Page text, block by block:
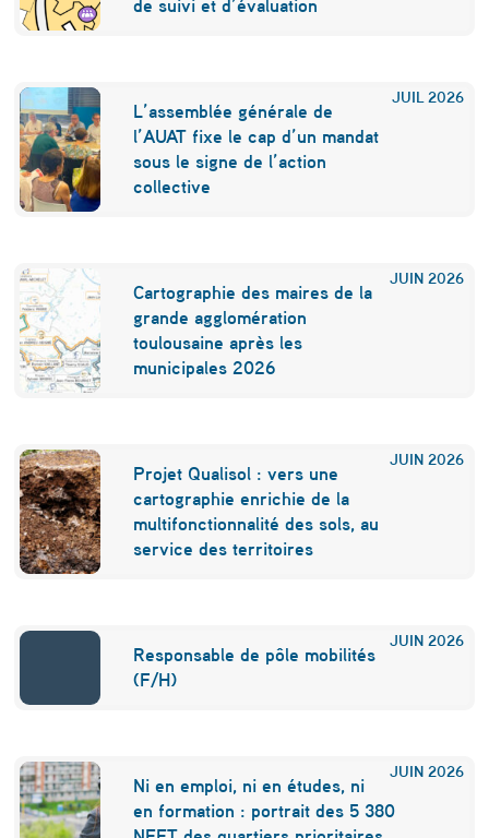
f
a
c
e
s
m
a
i
s
p
u
s
d
’
x
g
n
c
JUIL 2026
L’assemblée générale de
l’AUAT fixe le cap d’un mandat
sous le signe de l’action
collective
JUIN 2026
Cartographie des maires de la
grande agglomération
toulousaine après les
municipales 2026
JUIN 2026
Projet Qualisol : vers une
cartographie enrichie de la
multifonctionnalité des sols, au
service des territoires
JUIN 2026
Responsable de pôle mobilités
(F/H)
JUIN 2026
Ni en emploi, ni en études, ni
en formation : portrait des 5 380